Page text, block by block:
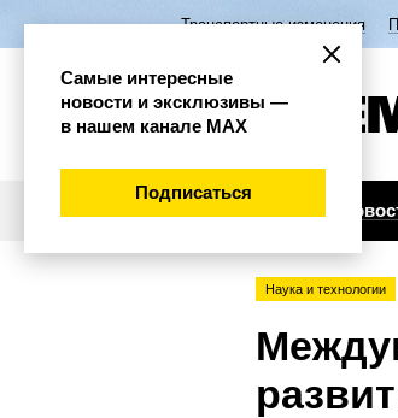
Транспортные изменения
Наука и технологии
Самые интересные
новости и эксклюзивы —
в нашем канале МАХ
Подписаться